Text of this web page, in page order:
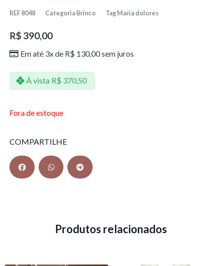
REF 8048 Categoria Brinco Tag Maria dolores
R$390,00
Em até 3x de R$ 130,00sem juros
À vista R$ 370,50
Fora de estoque
COMPARTILHE
Produtos relacionados